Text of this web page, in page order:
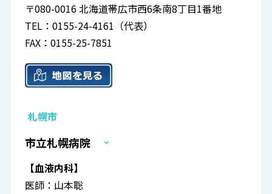
〒080-0016 北海道帯広市西6条南8丁目1番地
TEL：0155-24-4161（代表）
FAX：0155-25-7851
札幌市
市立札幌病院
【血液内科】
医師：山本聡